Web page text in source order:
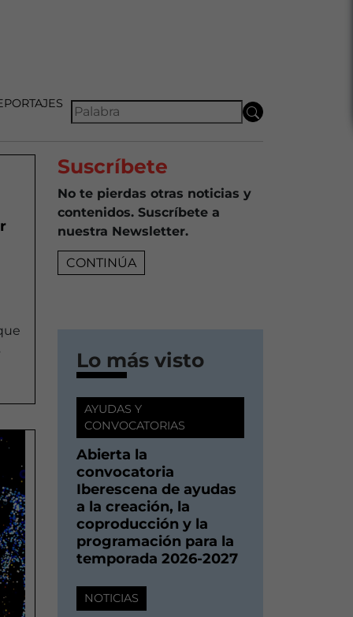
Suscríbete
No te pierdas otras noticias y
contenidos. Suscríbete a
nuestra Newsletter.
CONTINÚA
Lo más visto
AYUDAS Y
CONVOCATORIAS
Abierta la
convocatoria
Iberescena de ayudas
a la creación, la
coproducción y la
programación para la
temporada 2026-2027
NOTICIAS